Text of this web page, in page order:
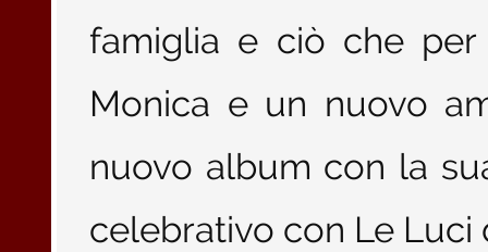
famiglia e ciò che
Monica e un nuovo
nuovo album con la
celebrativo con Le Luci